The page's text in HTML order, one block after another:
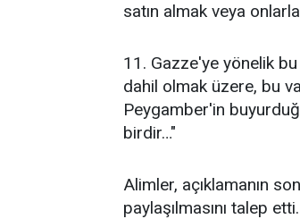
satın almak veya
11. Gazze'ye yönelik
dahil olmak üzere, bu
Peygamber'in
birdir…"
Alimler, açıklamanın
paylaşılmasını talep